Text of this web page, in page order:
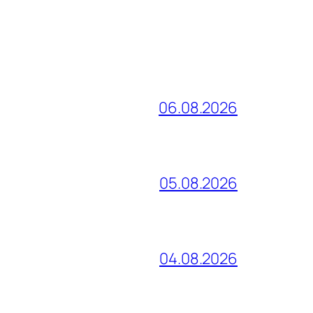
06.08.2026
05.08.2026
04.08.2026